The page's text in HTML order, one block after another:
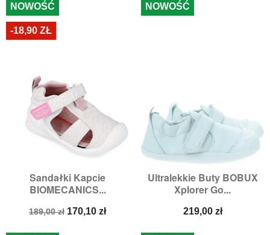
Sandałki Kapcie
BIOMECANICS...
Cena
189,00 zł Cena
170,10 zł
NOWOŚĆ
-18,90 ZŁ
Ultralekkie Buty BOBUX
Xplorer Go...
Cena
219,00 zł
NOWOŚĆ